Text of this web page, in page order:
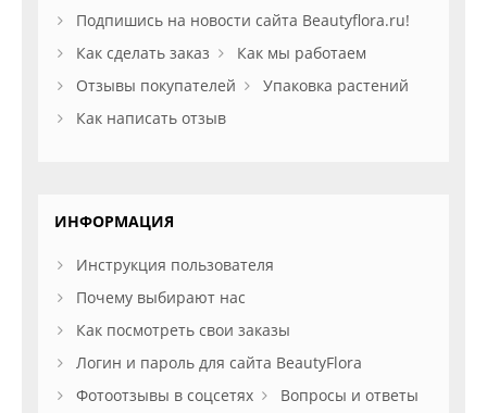
Подпишись на новости сайта Beautyflora.ru!
Как сделать заказ
Как мы работаем
Отзывы покупателей
Упаковка растений
Как написать отзыв
ИНФОРМАЦИЯ
Инструкция пользователя
Почему выбирают нас
Как посмотреть свои заказы
Логин и пароль для сайта BeautyFlora
Фотоотзывы в соцсетях
Вопросы и ответы